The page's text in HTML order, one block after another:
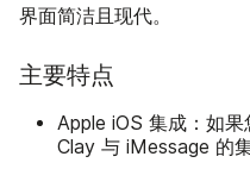
界面简洁且现代。
主要特点
Apple iOS 集成：如
Clay 与 iMessage 的